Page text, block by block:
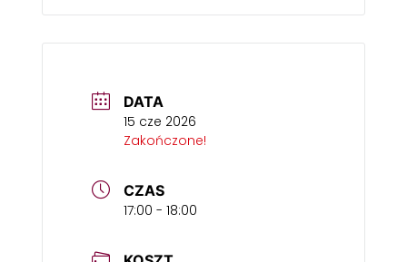
DATA
15 cze 2026
Zakończone!
CZAS
17:00 - 18:00